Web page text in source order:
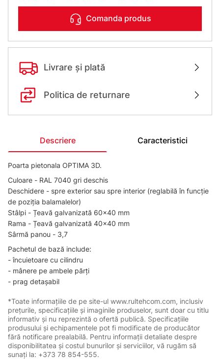
Comanda produs
Livrare și plată
Politica de returnare
Descriere Caracteristici
Poarta pietonala OPTIMA 3D.
Culoare - RAL 7040 gri deschis
Deschidere - spre exterior sau spre interior (reglabilă în funcție
de poziția balamalelor)
Stâlpi - Țeavă galvanizată 60x40 mm
Rama - Țeavă galvanizată 40x40 mm
Sârmă panou - 3,7
Pachetul de bază include:
- încuietoare cu cilindru
- mânere pe ambele părți
- prag detașabil
*Toate informațiile de pe site-ul www.rultehcom.com, inclusiv
prețurile, specificațiile și imaginile produselor, sunt doar cu titlu
informativ și nu reprezintă o ofertă publică. Specificațiile
produsului și echipamentele pot fi modificate de producător
fără notificare prealabilă. Pentru informații detaliate despre
disponibilitatea și costul bunurilor și serviciilor, vă rugăm să
sunați la: +373 78 854-555.